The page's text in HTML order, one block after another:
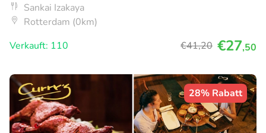
Sankai Izakaya
Rotterdam (0km)
Verkauft: 110
€41,20 €27,50
28% Rabatt